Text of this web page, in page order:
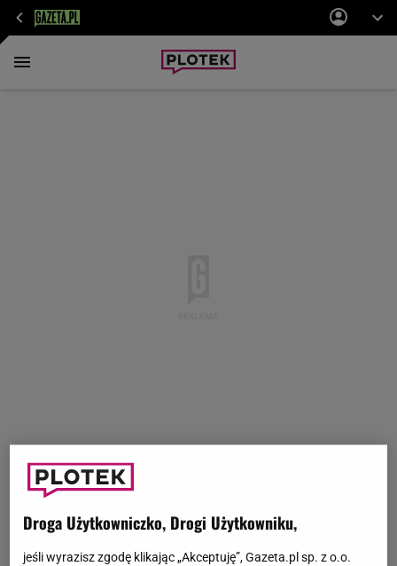
Droga Użytkowniczko, Drogi Użytkowniku,
jeśli wyrazisz zgodę klikając „Akceptuję”, Gazeta.pl sp. z o.o.